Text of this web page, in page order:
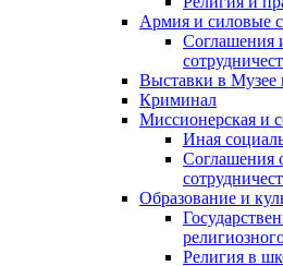
Армия и силовые
Соглашения
Выставки в
Криминал
Миссионерская и
Иная
Соглашения
Образование и
Религия в